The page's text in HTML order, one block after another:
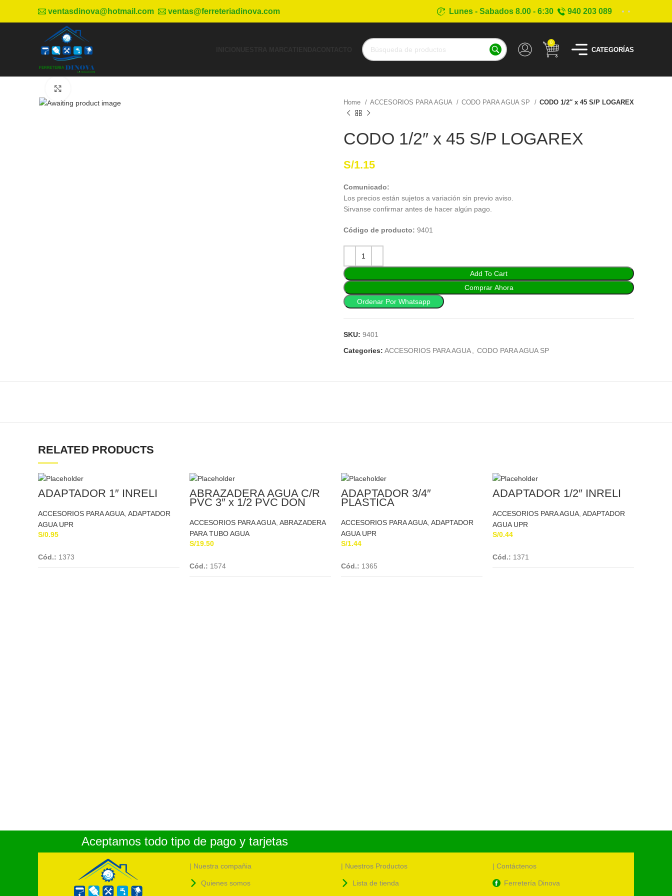
ventasdinova@hotmail.com ventas@ferreteriadinova.com Lunes - Sabados 8.00 - 6:30 940 203 089
0
CATEGORÍAS
Home
ACCESORIOS PARA AGUA CODO PARA AGUA SP CODO 1/2″ x 45 S/P LOGAREX
CODO 1/2″ x 45 S/P LOGAREX
S/1.15
Comunicado:
Los precios están sujetos a variación sin previo aviso.
Sirvanse confirmar antes de hacer algún pago.
Código de producto: 9401
Add To Cart
Comprar Ahora
Ordenar Por Whatsapp
SKU: 9401
Categories: ACCESORIOS PARA AGUA CODO PARA AGUA SP
RELATED PRODUCTS
ADAPTADOR 1″ INRELI
ACCESORIOS PARA AGUA, ADAPTADOR
AGUA UPR
S/0.95
Cód.: 1373
ABRAZADERA AGUA C/R
PVC 3″ x 1/2 PVC DON
ACCESORIOS PARA AGUA, ABRAZADERA
PARA TUBO AGUA
S/19.50
Cód.: 1574
ADAPTADOR 3/4″
PLASTICA
ACCESORIOS PARA AGUA, ADAPTADOR
AGUA UPR
S/1.44
Cód.: 1365
ADAPTADOR 1/2″ INRELI
ACCESORIOS PARA AGUA, ADAPTADOR
AGUA UPR
S/0.44
Cód.: 1371
Aceptamos todo tipo de pago y tarjetas
| Nuestra compañia
Quienes somos
| Nuestros Productos
Lista de tienda
| Contáctenos
Ferretería Dinova